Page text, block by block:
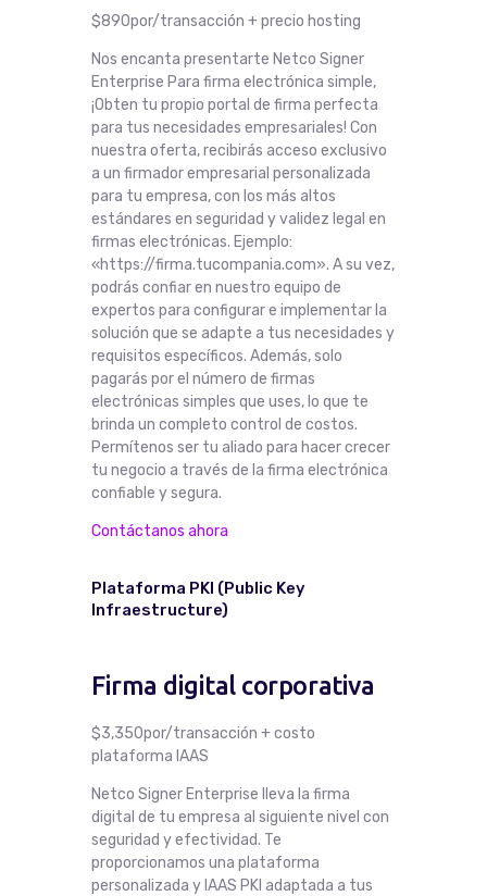
$890por/transacción + precio hosting
Nos encanta presentarte Netco Signer
Enterprise Para firma electrónica simple,
¡Obten tu propio portal de firma perfecta
para tus necesidades empresariales! Con
nuestra oferta, recibirás acceso exclusivo
a un firmador empresarial personalizada
para tu empresa, con los más altos
estándares en seguridad y validez legal en
firmas electrónicas. Ejemplo:
«https://firma.tucompania.com». A su vez,
podrás confiar en nuestro equipo de
expertos para configurar e implementar la
solución que se adapte a tus necesidades y
requisitos específicos. Además, solo
pagarás por el número de firmas
electrónicas simples que uses, lo que te
brinda un completo control de costos.
Permítenos ser tu aliado para hacer crecer
tu negocio a través de la firma electrónica
confiable y segura.
Contáctanos ahora
Plataforma PKI (Public Key
Infraestructure)
Firma digital corporativa
$3,350por/transacción + costo
plataforma IAAS
Netco Signer Enterprise lleva la firma
digital de tu empresa al siguiente nivel con
seguridad y efectividad. Te
proporcionamos una plataforma
personalizada y IAAS PKI adaptada a tus